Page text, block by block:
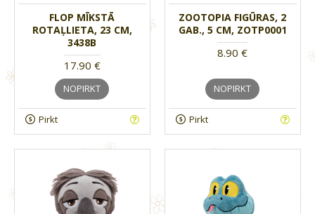
FLOP MĪKSTĀ
ROTAĻLIETA, 23 CM,
3438B
17.90 €
NOPIRKT
Pirkt
ZOOTOPIA FIGŪRAS, 2
GAB., 5 CM, ZOTP0001
8.90 €
NOPIRKT
Pirkt